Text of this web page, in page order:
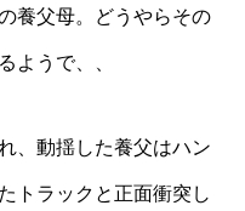
養父母。どうやらその
ようで、、
、動揺した養父はハン
トラックと正面衝突し